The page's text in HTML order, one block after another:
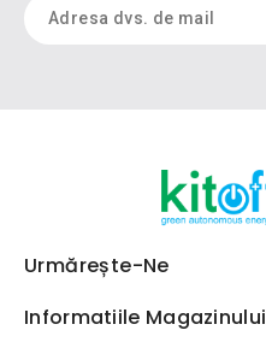
Urmărește-Ne
Informatiile Magazinului